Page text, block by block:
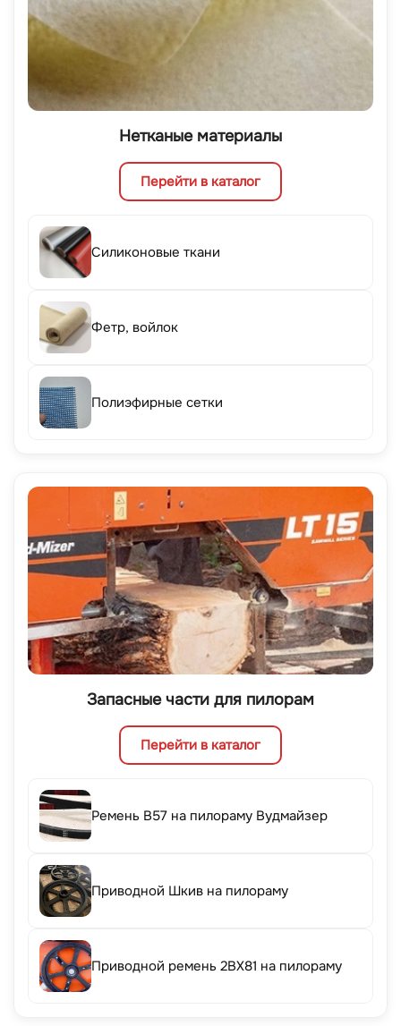
Нетканые материалы
Перейти в каталог
Силиконовые ткани
Фетр, войлок
Полиэфирные сетки
Запасные части для пилорам
Перейти в каталог
Ремень B57 на пилораму Вудмайзер
Приводной Шкив на пилораму
Приводной ремень 2BX81 на пилораму